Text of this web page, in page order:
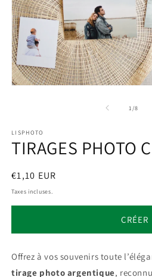
une
fenêtre
modale
1/de
8
LISPHOTO
TIRAGES PHOTO
Prix
habituel
€1,10 EUR
Taxes incluses.
CRÉER
Offrez à vos souvenirs toute
tirage photo argentique,